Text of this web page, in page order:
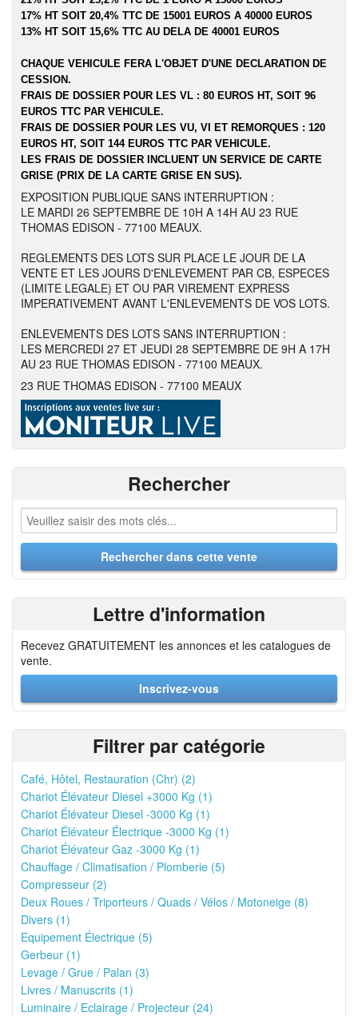
17% HT SOIT 20,4% TTC DE 15001 EUROS A 40000 EUROS
13% HT SOIT 15,6% TTC AU DELA DE 40001 EUROS
CHAQUE VEHICULE FERA L'OBJET D'UNE DECLARATION DE
CESSION.
FRAIS DE DOSSIER POUR LES VL : 80 EUROS HT, SOIT 96
EUROS TTC PAR VEHICULE.
FRAIS DE DOSSIER POUR LES VU, VI ET REMORQUES : 120
EUROS HT, SOIT 144 EUROS TTC PAR VEHICULE.
LES FRAIS DE DOSSIER INCLUENT UN SERVICE DE CARTE
GRISE (PRIX DE LA CARTE GRISE EN SUS).
EXPOSITION PUBLIQUE SANS INTERRUPTION :
LE MARDI 26 SEPTEMBRE DE 10H A 14H AU 23 RUE
THOMAS EDISON - 77100 MEAUX.
REGLEMENTS DES LOTS SUR PLACE LE JOUR DE LA
VENTE ET LES JOURS D'ENLEVEMENT PAR CB, ESPECES
(LIMITE LEGALE) ET OU PAR VIREMENT EXPRESS
IMPERATIVEMENT AVANT L'ENLEVEMENTS DE VOS LOTS.
ENLEVEMENTS DES LOTS SANS INTERRUPTION :
LES MERCREDI 27 ET JEUDI 28 SEPTEMBRE DE 9H A 17H
AU 23 RUE THOMAS EDISON - 77100 MEAUX.
23 RUE THOMAS EDISON - 77100 MEAUX
Rechercher
Lettre d'information
Recevez GRATUITEMENT les annonces et les catalogues de
vente.
Inscrivez-vous
Filtrer par catégorie
Café, Hôtel, Restauration (Chr) (2)
Chariot Élévateur Diesel +3000 Kg (1)
Chariot Élévateur Diesel -3000 Kg (1)
Chariot Élévateur Électrique -3000 Kg (1)
Chariot Élévateur Gaz -3000 Kg (1)
Chauffage / Climatisation / Plomberie (5)
Compresseur (2)
Deux Roues / Triporteurs / Quads / Vélos / Motoneige (8)
Divers (1)
Equipement Électrique (5)
Gerbeur (1)
Levage / Grue / Palan (3)
Livres / Manuscrits (1)
Luminaire / Eclairage / Projecteur (24)